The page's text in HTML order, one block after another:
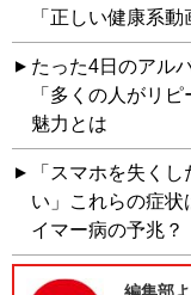
「正しい健康系
たった4日のアル
「多くの人がリ
魅力とは
「スマホを失く
い」これらの症状
イマー病の予兆？